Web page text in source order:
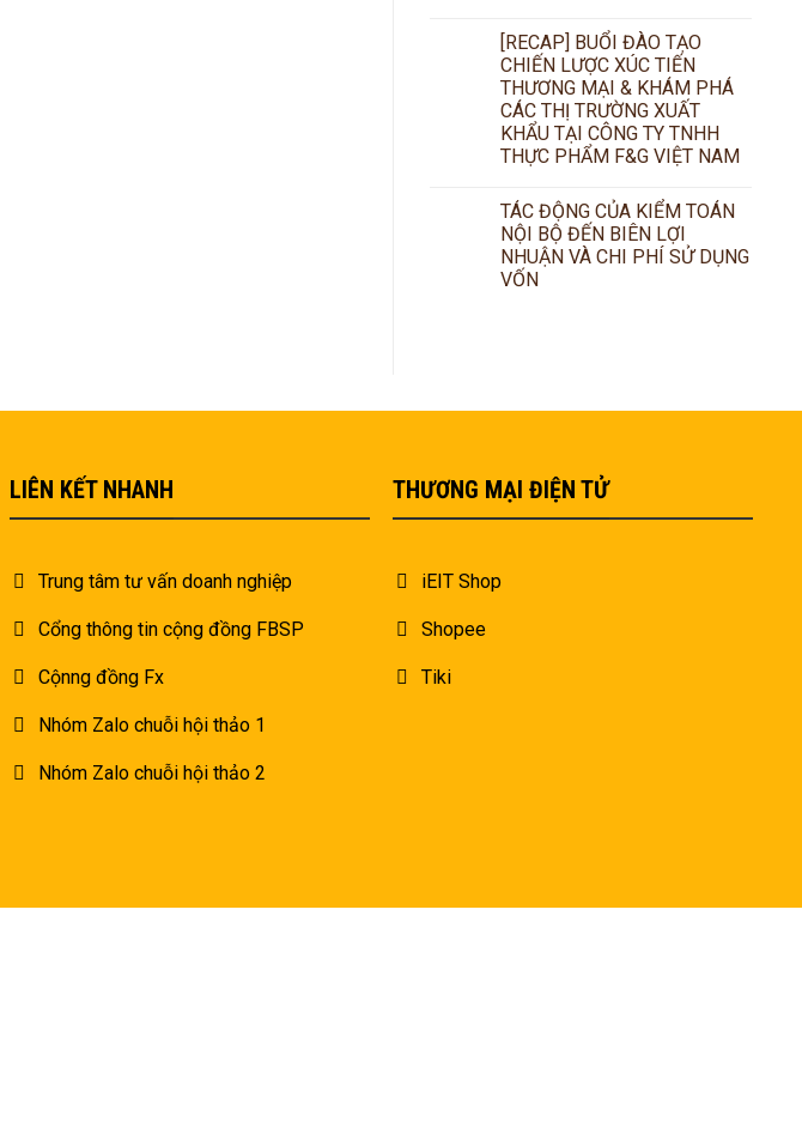
[RECAP] BUỔI ĐÀO TẠO
CHIẾN LƯỢC XÚC TIẾN
THƯƠNG MẠI & KHÁM PHÁ
CÁC THỊ TRƯỜNG XUẤT
KHẨU TẠI CÔNG TY TNHH
THỰC PHẨM F&G VIỆT NAM
TÁC ĐỘNG CỦA KIỂM TOÁN
NỘI BỘ ĐẾN BIÊN LỢI
NHUẬN VÀ CHI PHÍ SỬ DỤNG
VỐN
LIÊN KẾT NHANH
Trung tâm tư vấn doanh nghiệp
Cổng thông tin cộng đồng FBSP
Cộnng đồng Fx
Nhóm Zalo chuỗi hội thảo 1
Nhóm Zalo chuỗi hội thảo 2
THƯƠNG MẠI ĐIỆN TỬ
iEIT Shop
Shopee
Tiki